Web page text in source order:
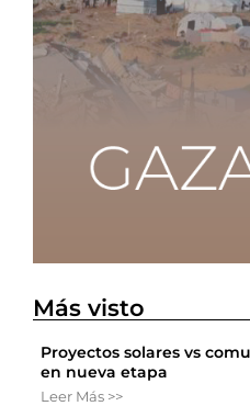
Más visto
Proyectos solares vs
en nueva etapa
Leer Más >>